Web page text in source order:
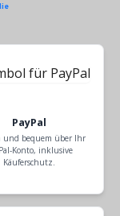
PayPal
und bequem über Ihr
Konto, inklusive
Käuferschutz.